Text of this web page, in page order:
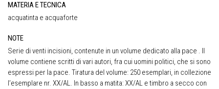
MATERIA E TECNICA
acquatinta e acquaforte
NOTE
Serie di venti incisioni, contenute in un volume dedicato alla pace . Il
volume contiene scritti di vari autori, fra cui uomini politici, che si sono
espressi per la pace. Tiratura del volume: 250 esemplari, in collezione
l’esemplare nr. XX/AL. In basso a matita: XX/AL e timbro a secco con